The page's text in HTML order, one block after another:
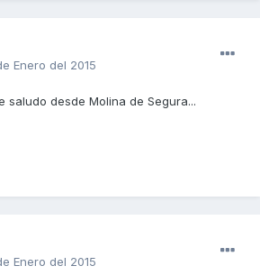
Enero del 2015
saludo desde Molina de Segura...
Enero del 2015